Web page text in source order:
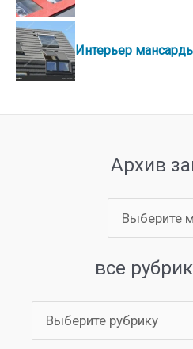
Интерьер
Архив
записей
все
рубрики